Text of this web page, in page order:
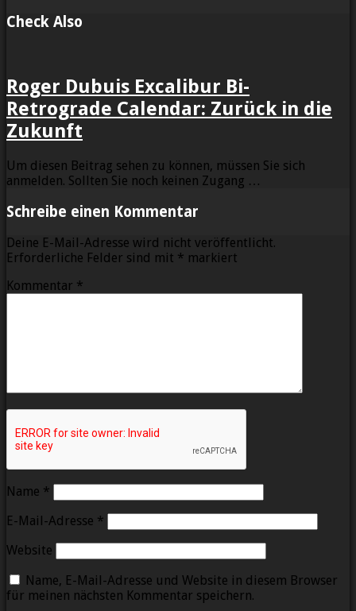
Check Also
Roger Dubuis Excalibur Bi-
Retrograde Calendar: Zurück in die
Zukunft
Um diesen Beitrag sehen zu können, müssen Sie sich
anmelden. Sollten Sie noch keinen Zugang …
Schreibe einen Kommentar
Deine E-Mail-Adresse wird nicht veröffentlicht.
Erforderliche Felder sind mit * markiert
Kommentar *
Name *
E-Mail-Adresse *
Website
Name, E-Mail-Adresse und Website in diesem Browser
für meinen nächsten Kommentar speichern.